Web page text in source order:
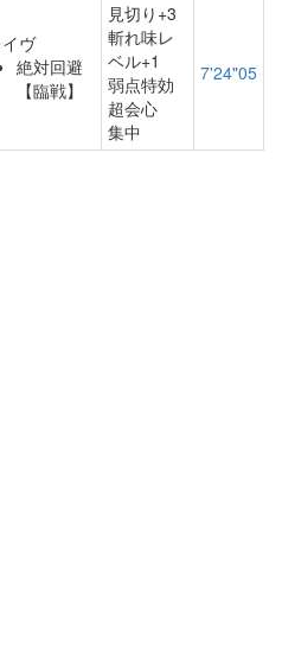
ヴ
絶対回避
【臨戦】
見切り+3
斬れ味レ
ベル+1
弱点特効
超会心
集中
7'24"05